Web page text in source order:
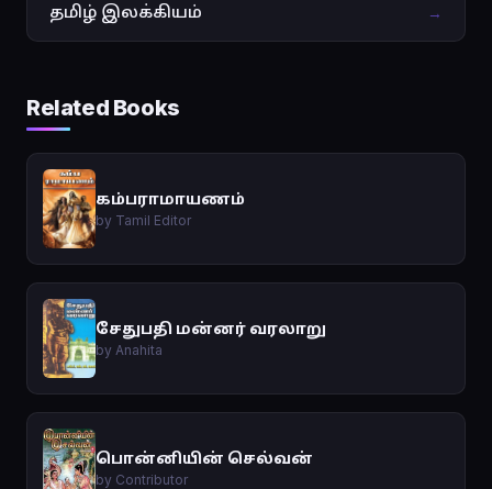
தமிழ் இலக்கியம் →
Related Books
கம்பராமாயணம்
by Tamil Editor
சேதுபதி மன்னர் வரலாறு
by Anahita
பொன்னியின் செல்வன்
by Contributor